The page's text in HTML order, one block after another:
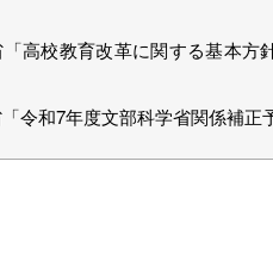
高校教育改革に関する基本方
令和7年度文部科学省関係補正